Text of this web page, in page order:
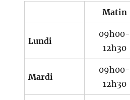
Matin
Lundi
09h00-
12h30
Mardi
09h00-
12h30